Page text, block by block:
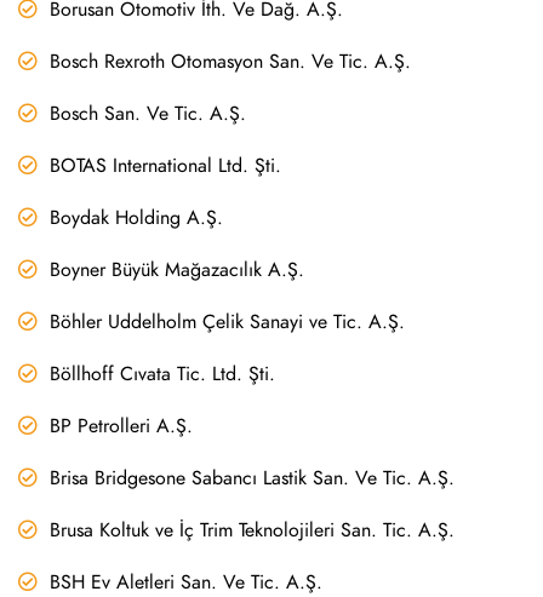
Borusan Otomotiv İth. Ve Dağ. A.Ş.
Bosch Rexroth Otomasyon San. Ve Tic. A.Ş.
Bosch San. Ve Tic. A.Ş.
BOTAS International Ltd. Şti.
Boydak Holding A.Ş.
Boyner Büyük Mağazacılık A.Ş.
Böhler Uddelholm Çelik Sanayi ve Tic. A.Ş.
Böllhoff Cıvata Tic. Ltd. Şti.
BP Petrolleri A.Ş.
Brisa Bridgesone Sabancı Lastik San. Ve Tic. A.Ş.
Brusa Koltuk ve İç Trim Teknolojileri San. Tic. A.Ş.
BSH Ev Aletleri San. Ve Tic. A.Ş.